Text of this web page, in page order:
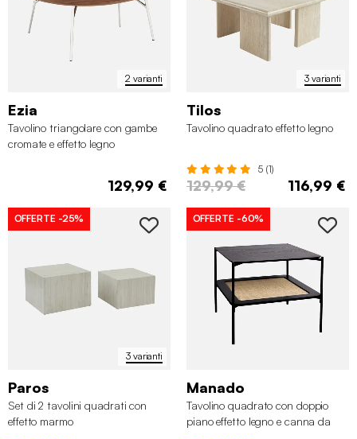
2 varianti
Ezia
Tavolino triangolare con gambe
cromate e effetto legno
129,99 €
3 varianti
Tilos
Tavolino quadrato effetto legno
5 (1)
129,99 € 116,99 €
3 varianti
OFFERTE -25%
Paros
Set di 2 tavolini quadrati con
effetto marmo
OFFERTE -60%
Manado
Tavolino quadrato con doppio
piano effetto legno e canna da